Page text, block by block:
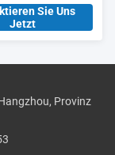
mit
Sie Uns
Jetzt
Provinz